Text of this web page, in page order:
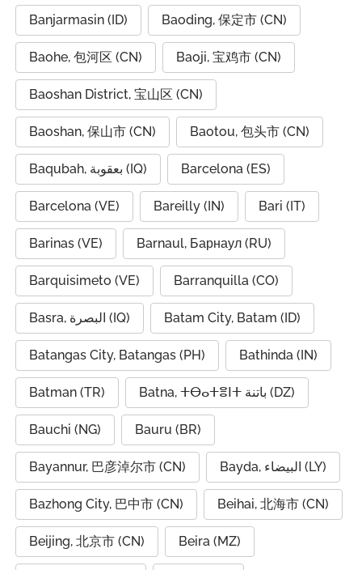
Banjarmasin (ID) Baoding, 保定市 (CN)
Baohe, 包河区 (CN) Baoji, 宝鸡市 (CN)
Baoshan District, 宝山区 (CN)
Baoshan, 保山市 (CN) Baotou, 包头市 (CN)
Baqubah, بعقوبة (IQ) Barcelona (ES)
Barcelona (VE) Bareilly (IN) Bari (IT)
Barinas (VE) Barnaul, Барнаул (RU)
Barquisimeto (VE) Barranquilla (CO)
Basra, البصرة (IQ) Batam City, Batam (ID)
Batangas City, Batangas (PH) Bathinda (IN)
Batman (TR) Batna, ⵜⴱⴰⵜⴻⵏⵜ باتنة (DZ)
Bauchi (NG) Bauru (BR)
Bayannur, 巴彦淖尔市 (CN) Bayda, البيضاء (LY)
Bazhong City, 巴中市 (CN) Beihai, 北海市 (CN)
Beijing, 北京市 (CN) Beira (MZ)